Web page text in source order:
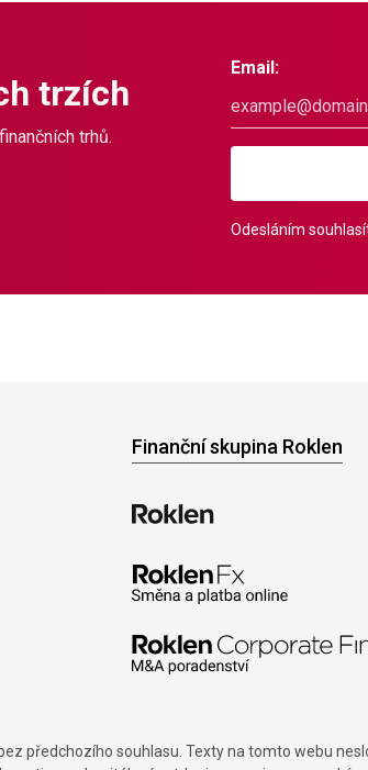
trzích
trhů.
Email:
Odesláním
Finanční skupina Roklen
předchozího souhlasu. Texty na tomto webu